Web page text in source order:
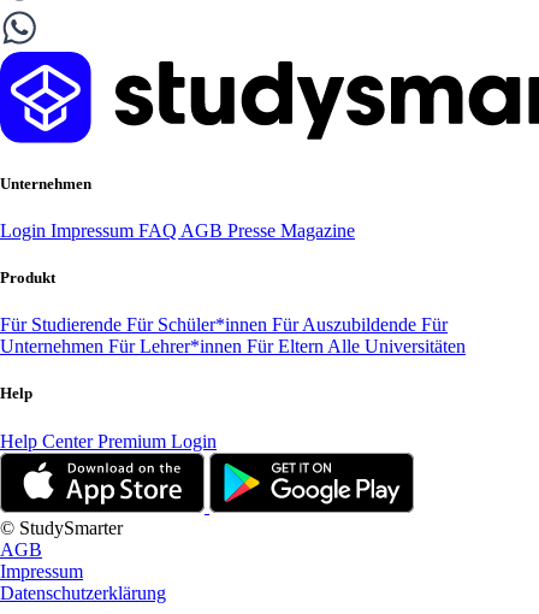
Unternehmen
Login Impressum FAQ AGB Presse Magazine
Produkt
Für Studierende Für Schüler*innen Für Auszubildende Für
Unternehmen Für Lehrer*innen Für Eltern Alle Universitäten
Help
Help CenterPremium Login
© StudySmarter
AGB
Impressum
Datenschutzerklärung